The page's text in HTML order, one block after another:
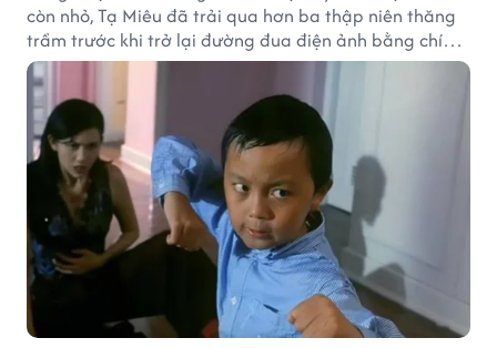
còn nhỏ, Tạ Miêu đã trải qua hơn ba thập niên thăng
trầm trước khi trở lại đường đua điện ảnh bằng chính
sở trường võ thuật.